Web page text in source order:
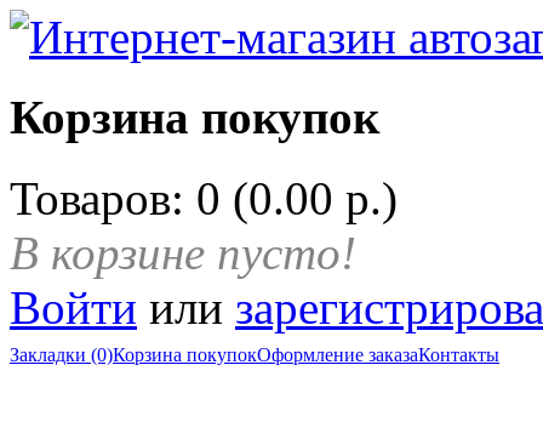
Корзина покупок
Товаров: 0 (0.00 р.)
В корзине пусто!
Войти или
Закладки (0)Корзина покупокОформление заказаКонтакты